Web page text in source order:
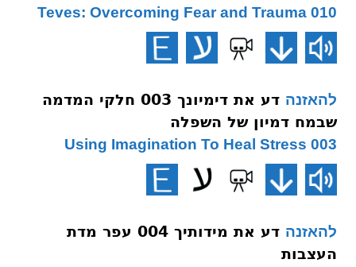
010 Teves: Overcoming Fear and Trauma
להאזנה
דע את דימיונך 003 חלקי המדמה
שבמח דמיון של השפלה
003 Using Imagination To Heal Stress
להאזנה
דע את מידותיך 004 עפר מדת
העצבות